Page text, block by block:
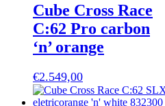
Cube Cross Race
C:62 Pro carbon
‘n’ orange
€2.549,00